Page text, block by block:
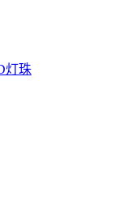
灯珠